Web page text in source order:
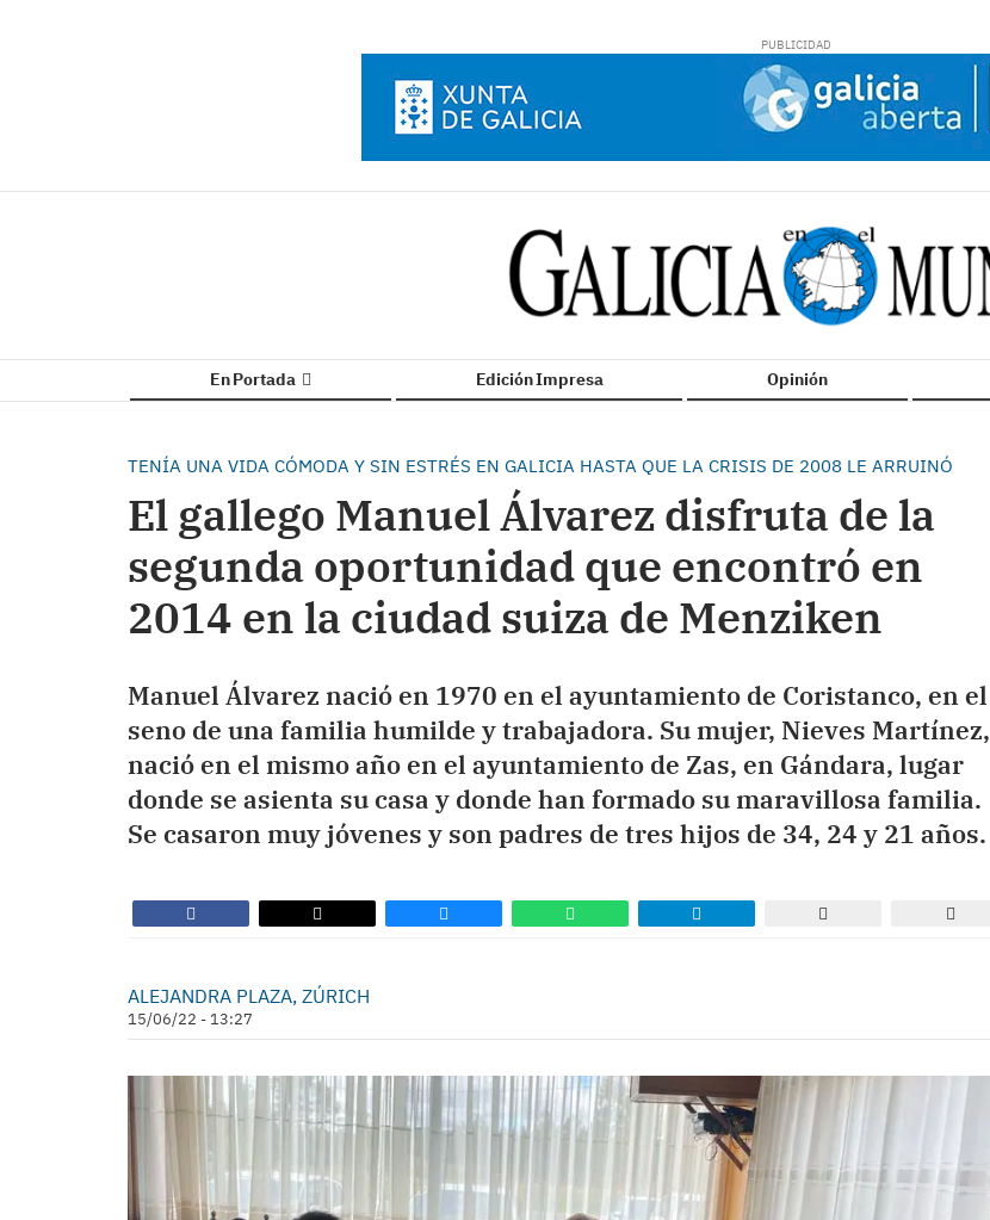
En Portada Edición Impresa Opinión
TENÍA UNA VIDA CÓMODA Y SIN ESTRÉS EN GALICIA HASTA QUE LA CRISIS DE 2008 LE ARRUINÓ
El gallego Manuel Álvarez disfruta de la
segunda oportunidad que encontró en
2014 en la ciudad suiza de Menziken
Manuel Álvarez nació en 1970 en el ayuntamiento de Coristanco, en el
seno de una familia humilde y trabajadora. Su mujer, Nieves Martínez,
nació en el mismo año en el ayuntamiento de Zas, en Gándara, lugar
donde se asienta su casa y donde han formado su maravillosa familia.
Se casaron muy jóvenes y son padres de tres hijos de 34, 24 y 21 años.
ALEJANDRA PLAZA, ZÚRICH
15/06/22 - 13:27